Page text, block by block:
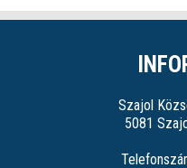
Szajol
5081